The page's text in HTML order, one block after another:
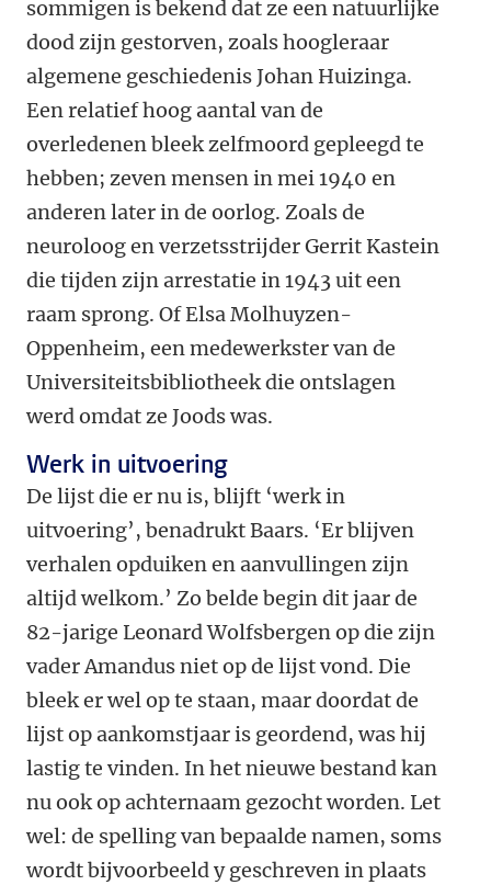
sommigen is bekend dat ze een natuurlijke
dood zijn gestorven, zoals hoogleraar
algemene geschiedenis Johan Huizinga.
Een relatief hoog aantal van de
overledenen bleek zelfmoord gepleegd te
hebben; zeven mensen in mei 1940 en
anderen later in de oorlog. Zoals de
neuroloog en verzetsstrijder Gerrit Kastein
die tijden zijn arrestatie in 1943 uit een
raam sprong. Of Elsa Molhuyzen-
Oppenheim, een medewerkster van de
Universiteitsbibliotheek die ontslagen
werd omdat ze Joods was.
Werk in uitvoering
De lijst die er nu is, blijft ‘werk in
uitvoering’, benadrukt Baars. ‘Er blijven
verhalen opduiken en aanvullingen zijn
altijd welkom.’ Zo belde begin dit jaar de
82-jarige Leonard Wolfsbergen op die zijn
vader Amandus niet op de lijst vond. Die
bleek er wel op te staan, maar doordat de
lijst op aankomstjaar is geordend, was hij
lastig te vinden. In het nieuwe bestand kan
nu ook op achternaam gezocht worden. Let
wel: de spelling van bepaalde namen, soms
wordt bijvoorbeeld y geschreven in plaats